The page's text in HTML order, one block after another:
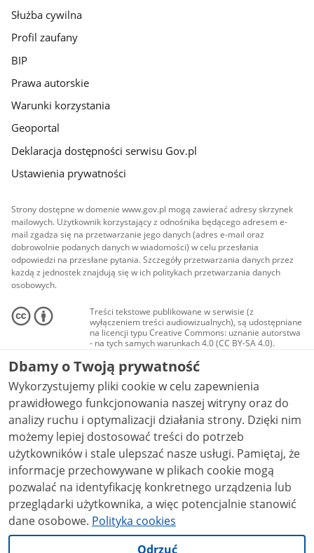
Służba cywilna
Profil zaufany
BIP
Prawa autorskie
Warunki korzystania
Geoportal
Deklaracja dostępności serwisu Gov.pl
Ustawienia prywatności
Strony dostępne w domenie www.gov.pl mogą zawierać adresy skrzynek
mailowych. Użytkownik korzystający z odnośnika będącego adresem e-
mail zgadza się na przetwarzanie jego danych (adres e-mail oraz
dobrowolnie podanych danych w wiadomości) w celu przesłania
odpowiedzi na przesłane pytania. Szczegóły przetwarzania danych przez
każdą z jednostek znajdują się w ich politykach przetwarzania danych
osobowych.
Treści tekstowe publikowane w serwisie (z
wyłączeniem treści audiowizualnych), są udostępniane
na licencji typu Creative Commons: uznanie autorstwa
- na tych samych warunkach 4.0 (CC BY-SA 4.0).
Materiały audiowizualne, w tym zdjęcia, materiały
audio i wideo, są udostępniane na licencji typu
Creative Commons: uznanie autorstwa użycie
niekomercyjne - bez utworów zależnych 4.0 (CC BY-
NC-ND 4.0), o ile nie jest to stwierdzone inaczej.
Dbamy o Twoją prywatność
Wykorzystujemy pliki cookie w celu zapewnienia
prawidłowego funkcjonowania naszej witryny oraz do
analizy ruchu i optymalizacji działania strony. Dzięki nim
możemy lepiej dostosować treści do potrzeb
użytkowników i stale ulepszać nasze usługi. Pamiętaj, że
informacje przechowywane w plikach cookie mogą
pozwalać na identyfikację konkretnego urządzenia lub
przeglądarki użytkownika, a więc potencjalnie stanowić
dane osobowe. Polityka cookies
Odrzuć